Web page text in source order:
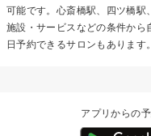
可能です。心斎橋駅、四ツ橋駅
施設・サービスなどの条件から
日予約できるサロンもあります。
アプリからの